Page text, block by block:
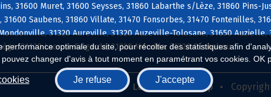
optimale du site, pour récolter des statistiques afin
changer d'avis à tout moment en paramétrant vos cookies. OK
Je refuse J'accepte
31600 Muret, 31600 Seysses, 31860 Labarthe s/Lèze, 31860 Pins-
Saubens, 31860 Villate, 31470 Fonsorbes, 31470 Fontenilles,
31320 Aureville, 31320 Auzeville-Tolosane, 31650 Auzielle,
31120 Lacroix-Falgarde, 31320 Mervilla, 31320 Péchabou
Biocoop.fr Le réseau Biocoop